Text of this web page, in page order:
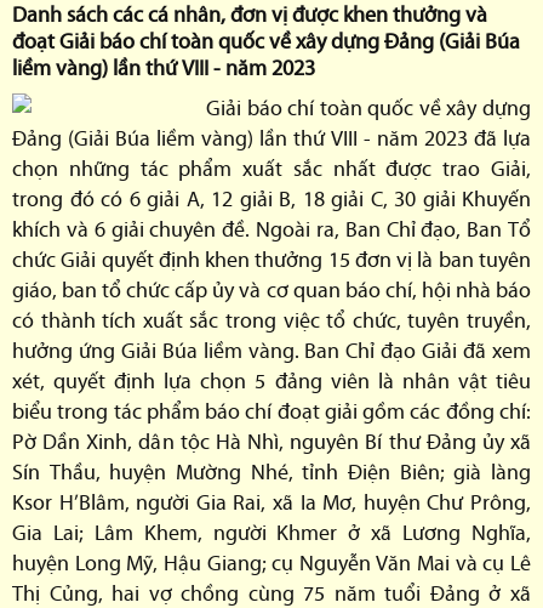
Danh sách các cá nhân, đơn vị được khen thưởng và
đoạt Giải báo chí toàn quốc về xây dựng Đảng (Giải Búa
liềm vàng) lần thứ VIII - năm 2023
Giải báo chí toàn quốc về xây dựng
Đảng (Giải Búa liềm vàng) lần thứ VIII - năm 2023 đã lựa
chọn những tác phẩm xuất sắc nhất được trao Giải,
trong đó có 6 giải A, 12 giải B, 18 giải C, 30 giải Khuyến
khích và 6 giải chuyên đề. Ngoài ra, Ban Chỉ đạo, Ban Tổ
chức Giải quyết định khen thưởng 15 đơn vị là ban tuyên
giáo, ban tổ chức cấp ủy và cơ quan báo chí, hội nhà báo
có thành tích xuất sắc trong việc tổ chức, tuyên truyền,
hưởng ứng Giải Búa liềm vàng. Ban Chỉ đạo Giải đã xem
xét, quyết định lựa chọn 5 đảng viên là nhân vật tiêu
biểu trong tác phẩm báo chí đoạt giải gồm các đồng chí:
Pờ Dần Xinh, dân tộc Hà Nhì, nguyên Bí thư Đảng ủy xã
Sín Thầu, huyện Mường Nhé, tỉnh Điện Biên; già làng
Ksor H’Blâm, người Gia Rai, xã Ia Mơ, huyện Chư Prông,
Gia Lai; Lâm Khem, người Khmer ở xã Lương Nghĩa,
huyện Long Mỹ, Hậu Giang; cụ Nguyễn Văn Mai và cụ Lê
Thị Củng, hai vợ chồng cùng 75 năm tuổi Đảng ở xã